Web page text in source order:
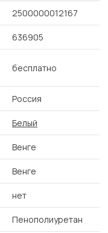
2500000012167
636905
бесплатно
Россия
Белый
Венге
Венге
нет
Пенополиуретан